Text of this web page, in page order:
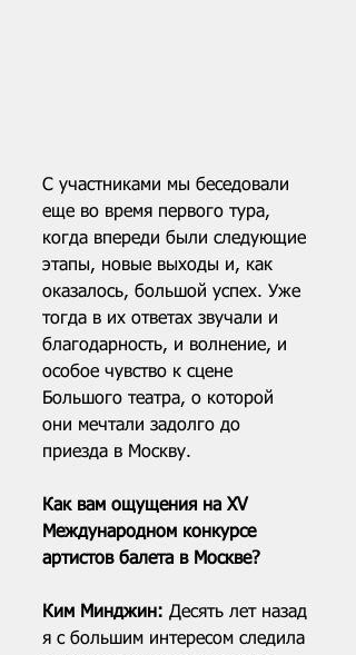
С участниками мы беседовали
еще во время первого тура,
когда впереди были следующие
этапы, новые выходы и, как
оказалось, большой успех. Уже
тогда в их ответах звучали и
благодарность, и волнение, и
особое чувство к сцене
Большого театра, о которой
они мечтали задолго до
приезда в Москву.
Как вам ощущения на XV
Международном конкурсе
артистов балета в Москве?
Ким Минджин: Десять лет назад
я с большим интересом следила